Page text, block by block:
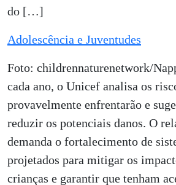
do […]
Adolescência e Juventudes
Foto: childrennaturenetwork/
cada ano, o Unicef analisa os
provavelmente enfrentarão e
reduzir os potenciais danos. O
demanda o fortalecimento de
projetados para mitigar os
crianças e garantir que tenham